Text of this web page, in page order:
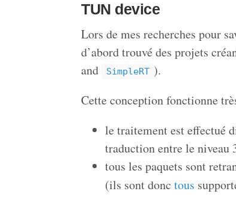
TUN device
Lors de mes recherches pour
d’abord trouvé des projets
and SimpleRT ).
Cette conception fonctionne
le traitement est effectué
traduction entre le niveau
tous les paquets sont
(ils sont donc tous